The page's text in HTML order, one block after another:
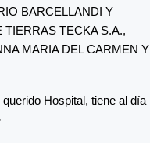
BARCELLANDI Y
TECKA S.A.,
MARIA DEL CARMEN Y
Hospital, tiene al día